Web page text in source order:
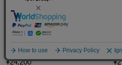
¥24,200